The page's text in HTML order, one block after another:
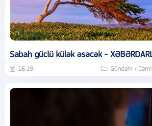
Sabah güclü külək əsəcək -
16:19 Gündəm /